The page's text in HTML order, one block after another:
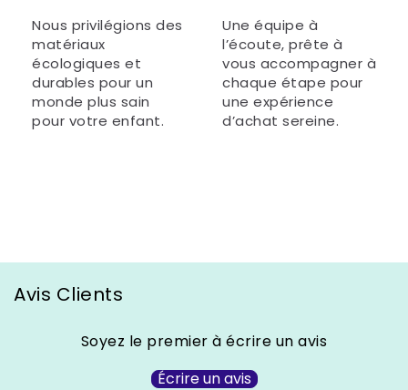
Nous privilégions des
matériaux
écologiques et
durables pour un
monde plus sain
pour votre enfant.
Une équipe à
l’écoute, prête à
vous accompagner à
chaque étape pour
une expérience
d’achat sereine.
Avis Clients
Soyez le premier à écrire un avis
Écrire un avis